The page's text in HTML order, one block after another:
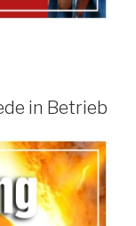
in Betrieb